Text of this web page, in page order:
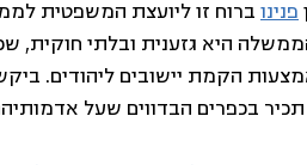
פנינו ברוח זו ליועצת המשפטית
היא גזענית ובלתי חוקית,
הקמת יישובים ליהודים.
בכפרים הבדווים שעל